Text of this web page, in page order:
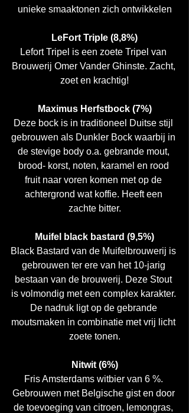
unieke smaaktonen zich ontwikkelen
LeFort Triple (8,8%)
Lefort Tripel is een zoete Tripel van
Brouwerij Omer Vander Ghinste. Zacht,
zoet en krachtig!
Maximus Herfstbock (7%)
Deze bock is in traditioneel Duitse stijl
gebrouwen als Dunkler Bock waarbij in
de stevige body o.a. gebrande mout,
brood- korst, noten, karamel en rood
fruit naar voren komen met op de
achtergrond wat koffie. Heeft een
zachte bitter.
Muifel black bastard (9,5%)
Black Bastard van de Muifelbrouwerij is
gebrouwen ter ere van het 10-jarig
bestaan van de brouwerij. Deze Stout
is volmondig met een complex karakter.
De nadruk ligt op de gebrande
moutsmaken in combinatie met vrij licht
zoete tonen.
Nitwit (6%)
Fris Amsterdams witbier van 6 %.
Gebrouwen met Belgische gist en door
de toevoeging van citroen, lemongras,